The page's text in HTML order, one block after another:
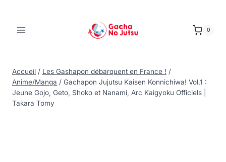
0
Accueil / Les Gashapon débarquent en France ! /
Anime/Manga / Gachapon Jujutsu Kaisen Konnichiwa! Vol.1 :
Jeune Gojo, Geto, Shoko et Nanami, Arc Kaigyoku Officiels |
Takara Tomy